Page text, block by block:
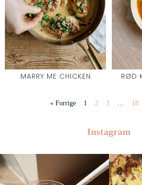
MARRY ME CHICKEN
RØD
« Forrige 1 2 3 18
Instagram